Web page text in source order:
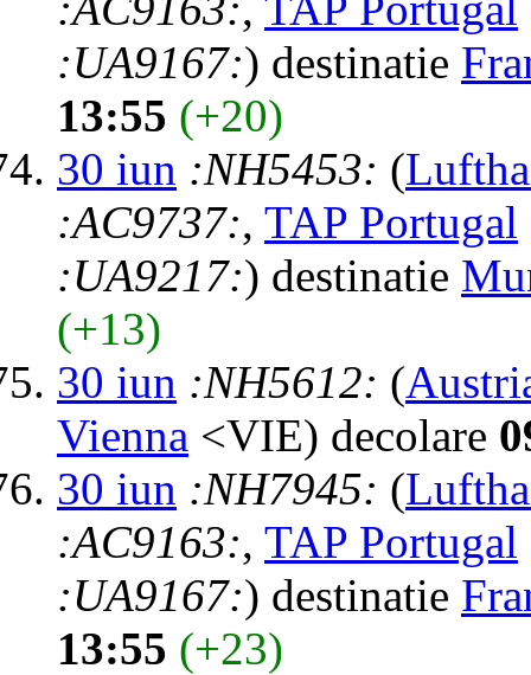
:UA9167:) destinatie
13:55 (+20)
30 iun :NH5453: (
:AC9737:, TAP Portugal
:UA9217:) destinatie
(+13)
30 iun :NH5612: (
Vienna <VIE) decolare
30 iun :NH7945: (
:AC9163:, TAP Portugal
:UA9167:) destinatie
13:55 (+23)